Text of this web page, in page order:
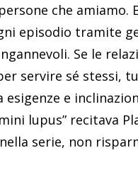
che amiamo.
episodio tramite
Se le
servire sé stessi,
esigenze e
lupus” recitava
serie, non